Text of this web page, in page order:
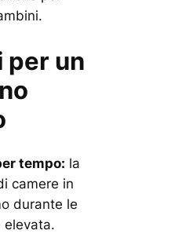
per un
tempo: la
camere in
durante le
elevata.